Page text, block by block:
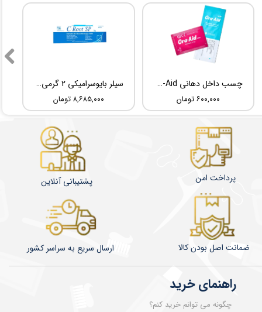
سیلر بایوسرامیکی 2 گرمی Root Dental Medical C-Root SP
۸,۶۸۵,۰۰۰ تومان
چسب داخل دهانی TBM Ora-Aid
۶۰۰,۰۰۰ تومان
راهنمای خرید
چگونه می توانم خرید کنم؟
​​​​ارسال سریع به سراسر کشور ضمانت اصل بودن کالا
پشتیبانی آنلاین پرداخت امن